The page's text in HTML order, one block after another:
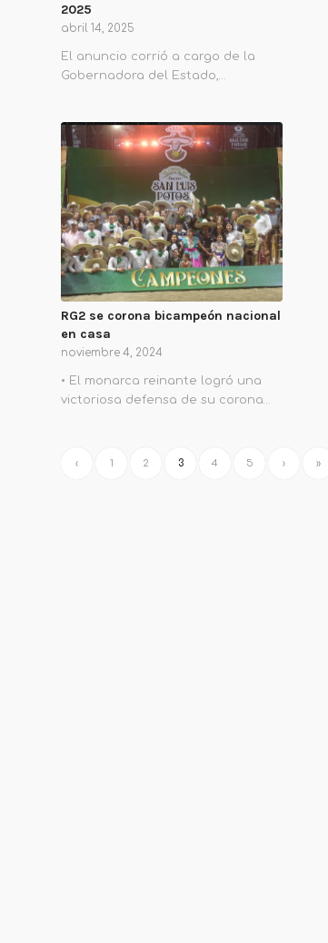
2025
abril 14, 2025
El anuncio corrió a cargo de la
Gobernadora del Estado,…
RG2 se corona bicampeón nacional
en casa
noviembre 4, 2024
• El monarca reinante logró una
victoriosa defensa de su corona…
‹ 1 2 3 4 5 › »